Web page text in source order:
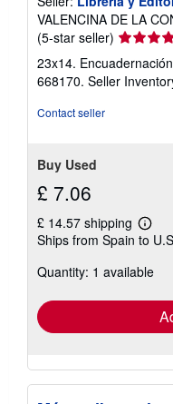
VALENCINA DE LA
(5-star seller) Seller
rating
5
out
23x14.
668170. Seller
Contact seller
Buy Used
£ 7.06
£ 14.57 shipping
Learn
more
Ships from Spain to
Quantity: 1 available